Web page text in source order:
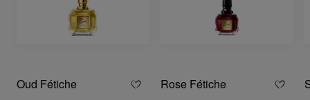
Oud Fétiche Rose Fétiche